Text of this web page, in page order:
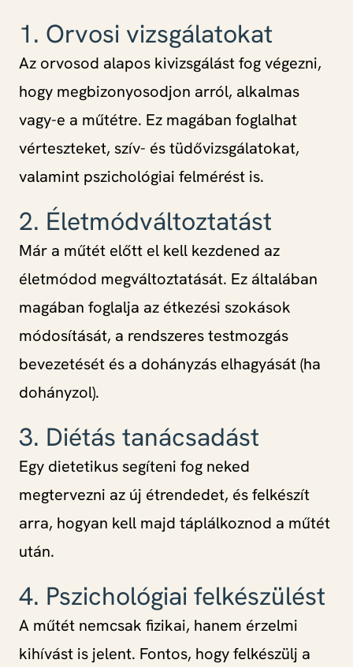
1. Orvosi vizsgálatokat
Az orvosod alapos kivizsgálást fog végezni,
hogy megbizonyosodjon arról, alkalmas
vagy-e a műtétre. Ez magában foglalhat
vérteszteket, szív- és tüdővizsgálatokat,
valamint pszichológiai felmérést is.
2. Életmódváltoztatást
Már a műtét előtt el kell kezdened az
életmódod megváltoztatását. Ez általában
magában foglalja az étkezési szokások
módosítását, a rendszeres testmozgás
bevezetését és a dohányzás elhagyását (ha
dohányzol).
3. Diétás tanácsadást
Egy dietetikus segíteni fog neked
megtervezni az új étrendedet, és felkészít
arra, hogyan kell majd táplálkoznod a műtét
után.
4. Pszichológiai felkészülést
A műtét nemcsak fizikai, hanem érzelmi
kihívást is jelent. Fontos, hogy felkészülj a